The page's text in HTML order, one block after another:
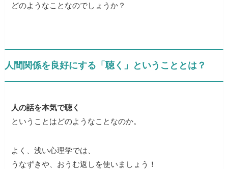
どのようなことなのでしょうか？
人間関係を良好にする「聴く」ということとは？
人の話を本気で聴く
ということはどのようなことなのか。
よく、浅い心理学では、
うなずきや、おうむ返しを使いましょう！